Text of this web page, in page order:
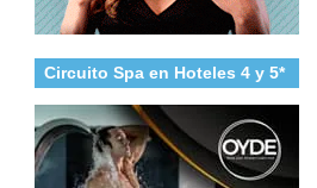
Circuito Spa en Hoteles 4 y 5*